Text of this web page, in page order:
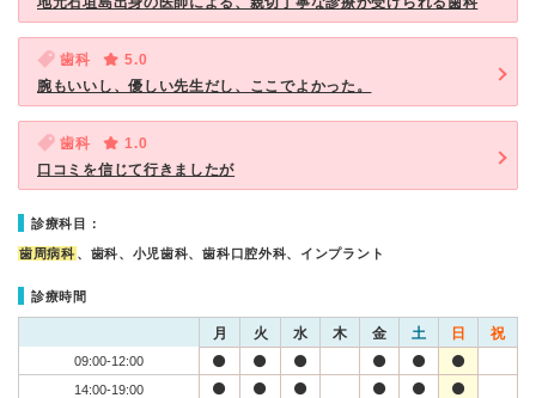
歯科
5.0
腕もいいし、優しい先生だし、ここでよかった。
歯科
1.0
口コミを信じて行きましたが
診療科目：
歯周病科 、歯科、小児歯科、歯科口腔外科、インプラント
診療時間
月 火 水 木 金 土 日 祝
09:00-12:00
14:00-19:00